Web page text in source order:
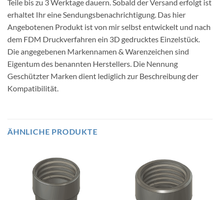
Teile bis zu 3 Werktage dauern. Sobald der Versand erfolgt ist
erhaltet Ihr eine Sendungsbenachrichtigung. Das hier
Angebotenen Produkt ist von mir selbst entwickelt und nach
dem FDM Druckverfahren ein 3D gedrucktes Einzelstück.
Die angegebenen Markennamen & Warenzeichen sind
Eigentum des benannten Herstellers. Die Nennung
Geschützter Marken dient lediglich zur Beschreibung der
Kompatibilität.
ÄHNLICHE PRODUKTE